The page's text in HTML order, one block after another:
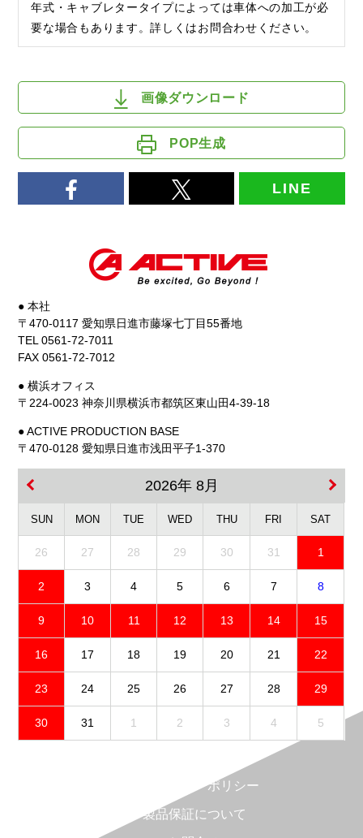
年式・キャブレタータイプによっては車体への加工が必
要な場合もあります。詳しくはお問合わせください。
画像ダウンロード
POP生成
LINE
● 本社
〒470-0117 愛知県日進市藤塚七丁目55番地
TEL 0561-72-7011
FAX 0561-72-7012
● 横浜オフィス
〒224-0023 神奈川県横浜市都筑区東山田4-39-18
● ACTIVE PRODUCTION BASE
〒470-0128 愛知県日進市浅田平子1-370
2026年 8月
SUN MON TUE WED THU FRI SAT
26 27 28 29 30 31 1
2 3 4 5 6 7 8
9 10 11 12 13 14 15
16 17 18 19 20 21 22
23 24 25 26 27 28 29
30 31 1 2 3 4 5
プライバシーポリシー
製品保証について